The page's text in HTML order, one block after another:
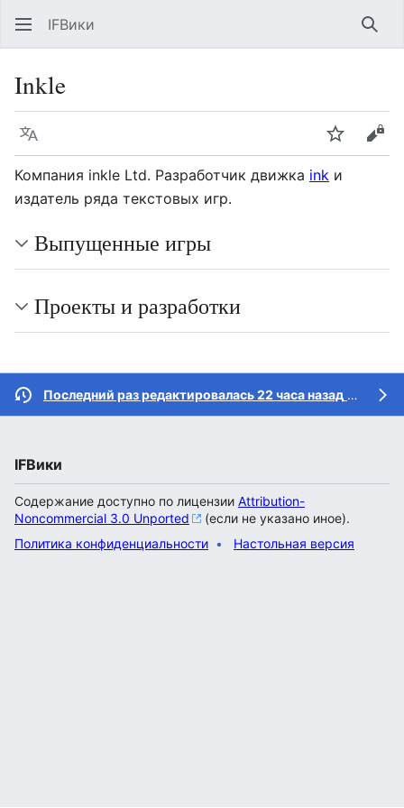
IFВики
Inkle
Язык Следить
Компания inkle Ltd. Разработчик движка ink и
издатель ряда текстовых игр.
Выпущенные игры
Проекты и разработки
Последний раз редактировалась 22 часа назад
IFВики
Содержание доступно по лицензии Attribution-
Noncommercial 3.0 Unported
(если не указано иное).
Политика конфиденциальности
Настольная версия